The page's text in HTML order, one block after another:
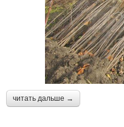
читать дальше →